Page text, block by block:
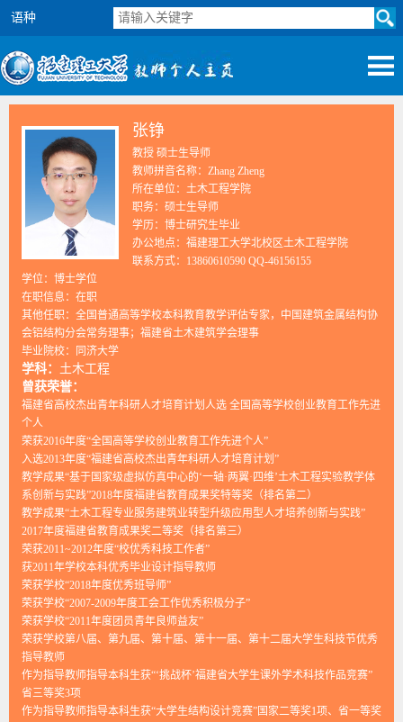
语种
张铮
教授 硕士生导师
教师拼音名称：Zhang Zheng
所在单位：土木工程学院
职务：硕士生导师
学历：博士研究生毕业
办公地点：福建理工大学北校区土木工程学院
联系方式：13860610590 QQ-46156155
学位：博士学位
在职信息：在职
其他任职：全国普通高等学校本科教育教学评估专家，中国建筑金属结构协
会铝结构分会常务理事；福建省土木建筑学会理事
毕业院校：同济大学
学科： 土木工程
曾获荣誉：
福建省高校杰出青年科研人才培育计划人选 全国高等学校创业教育工作先进
个人
荣获2016年度“全国高等学校创业教育工作先进个人”
入选2013年度“福建省高校杰出青年科研人才培育计划”
教学成果“基于国家级虚拟仿真中心的‘一轴·两翼·四维’土木工程实验教学体
系创新与实践”2018年度福建省教育成果奖特等奖（排名第二）
教学成果“土木工程专业服务建筑业转型升级应用型人才培养创新与实践”
2017年度福建省教育成果奖二等奖（排名第三）
荣获2011~2012年度“校优秀科技工作者”
获2011年学校本科优秀毕业设计指导教师
荣获学校“2018年度优秀班导师”
荣获学校“2007-2009年度工会工作优秀积极分子”
荣获学校“2011年度团员青年良师益友”
荣获学校第八届、第九届、第十届、第十一届、第十二届大学生科技节优秀
指导教师
作为指导教师指导本科生获“‘挑战杯’福建省大学生课外学术科技作品竞赛”
省三等奖3项
作为指导教师指导本科生获“大学生结构设计竞赛”国家二等奖1项、省一等奖